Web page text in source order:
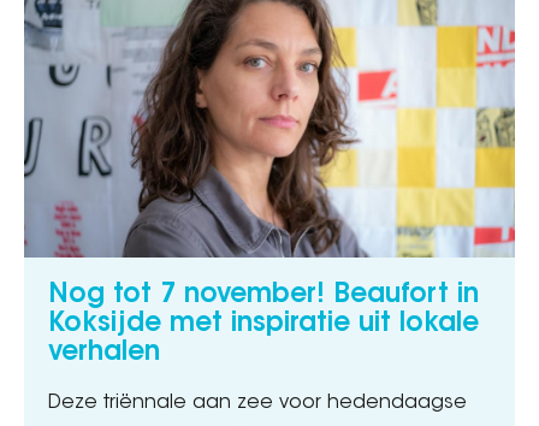
Nog tot 7 november! Beaufort in
Koksijde met inspiratie uit lokale
verhalen
Deze triënnale aan zee voor hedendaagse